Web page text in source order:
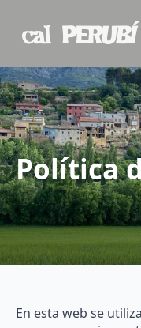
Política
En esta web se